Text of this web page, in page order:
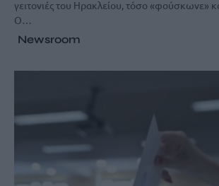
γειτονιές του Ηρακλείου, τόσο «φούσκωνε»
Ο…
Newsroom